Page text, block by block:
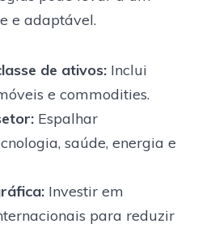
e adaptável.
de ativos:Inclui
e commodities.
Espalhar
saúde, energia e
Investir em
para reduzir